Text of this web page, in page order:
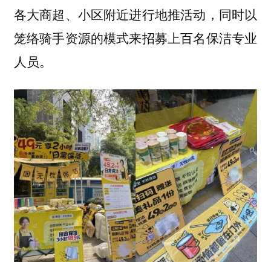
各大商超、小区附近进行地推活动，同时以
笼络骑手资源的模式来招募上百名保洁专业
人员。